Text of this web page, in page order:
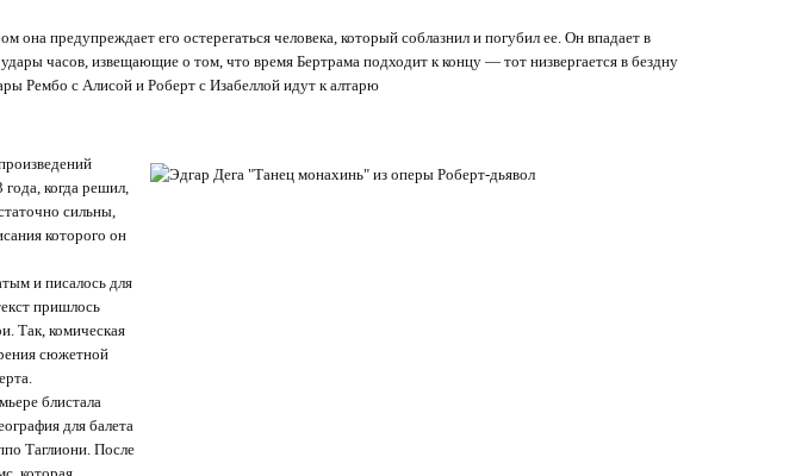
она предупреждает его остерегаться человека, который соблазнил и погубил ее. Он впадает в
часов, извещающие о том, что время Бертрама подходит к концу — тот низвергается в бездну
Рембо с Алисой и Роберт с Изабеллой идут к алтарю
когда решил,
сильны,
которого он
и писалось для
пришлось
Так, комическая
сюжетной
блистала
для балета
Таглиони. После